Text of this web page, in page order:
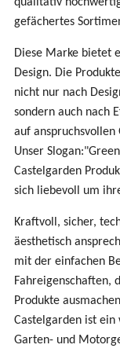
gefächertes
Diese Marke bietet
Design. Die
nicht nur nach
sondern auch nach
auf anspruchsvollen
Unser
Castelgarden
sich liebevoll um
Kraftvoll, sicher,
äesthetisch
mit der einfachen
Fahreigenschaften,
Produkte
Castelgarden ist
Garten- und